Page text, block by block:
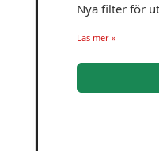
Nya filter för
Läs mer »